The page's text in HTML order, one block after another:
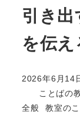
引き出
を伝え
投稿日
2026年6月14
者
ことばの
カテゴリー
全般 カテゴリ
教室の